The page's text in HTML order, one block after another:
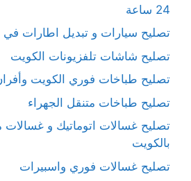
24 ساعة
تصليح سيارات و تبديل اطارات في
تصليح شاشات تلفزيونات الكويت
تصليح طباخات فوري الكويت
تصليح طباخات متنقل الجهراء
تصليح غسالات اتوماتيك و
بالكويت
تصليح غسالات فوري واسبيرات